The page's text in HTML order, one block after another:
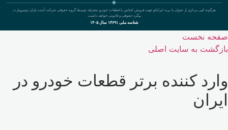
هرگونه کپی برداری از عنوان یا برند ایرانکو جهت فروش اجناس یا قطعات خودرو متفرقه توسط گروه حقوقی شرکت آینده یاران دونیروپارت
پیگرد حقوقی و قانونی خواهد داشت.
شناسه ملی ۱۴۶۹۱ سال ۱۴۰۵
صفحه نخست
بازگشت به سایت اصلی
وارد کننده برتر قطعات خودرو در
ایران